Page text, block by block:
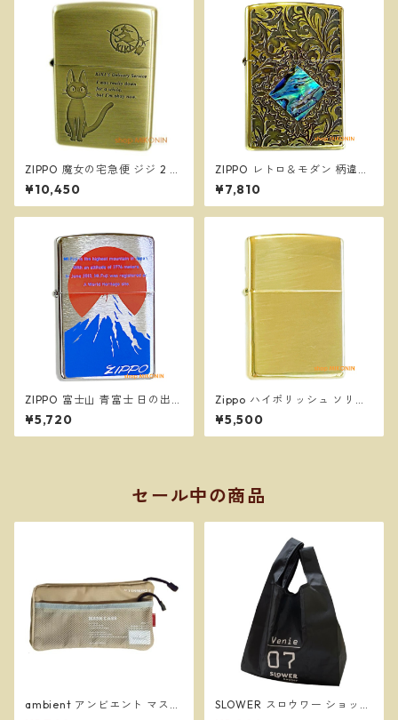
ZIPPO 魔女の宅急便 ジジ 2 ス
タジオジブリ ジッポー オイル
ライター NZ-48
¥10,450
ZIPPO レトロ＆モダン 柄違い
両面加工 シェル 貝貼り ジッポ
ー オイルライター
¥7,810
ZIPPO 富士山 青富士 日の出
縁起物 和柄 ジッポー オイルラ
イター
¥5,720
Zippo ハイポリッシュ ソリッ
ド ブラス 254B High Polish S
olid Brass 定番 ジッポー オイ
ルライター
¥5,500
セール中の商品
ambient アンビエント マスク
SLOWER スロウワー ショッパ